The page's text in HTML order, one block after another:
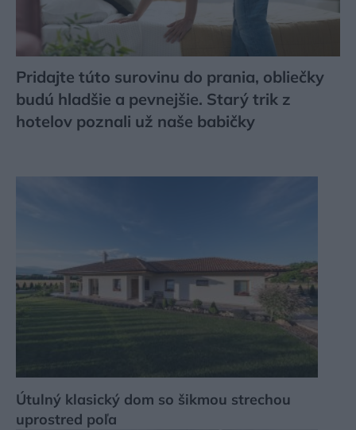
Pridajte túto surovinu do prania, obliečky
budú hladšie a pevnejšie. Starý trik z
hotelov poznali už naše babičky
Útulný klasický dom so šikmou strechou
uprostred poľa